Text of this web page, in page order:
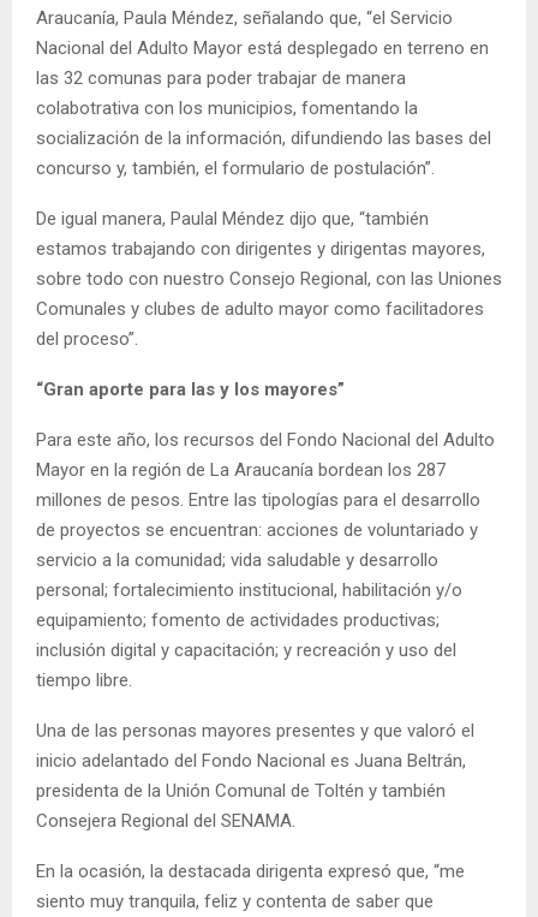
Araucanía, Paula Méndez, señalando que, “el Servicio
Nacional del Adulto Mayor está desplegado en terreno en
las 32 comunas para poder trabajar de manera
colabotrativa con los municipios, fomentando la
socialización de la información, difundiendo las bases del
concurso y, también, el formulario de postulación”.
De igual manera, Paulal Méndez dijo que, “también
estamos trabajando con dirigentes y dirigentas mayores,
sobre todo con nuestro Consejo Regional, con las Uniones
Comunales y clubes de adulto mayor como facilitadores
del proceso”.
“Gran aporte para las y los mayores”
Para este año, los recursos del Fondo Nacional del Adulto
Mayor en la región de La Araucanía bordean los 287
millones de pesos. Entre las tipologías para el desarrollo
de proyectos se encuentran: acciones de voluntariado y
servicio a la comunidad; vida saludable y desarrollo
personal; fortalecimiento institucional, habilitación y/o
equipamiento; fomento de actividades productivas;
inclusión digital y capacitación; y recreación y uso del
tiempo libre.
Una de las personas mayores presentes y que valoró el
inicio adelantado del Fondo Nacional es Juana Beltrán,
presidenta de la Unión Comunal de Toltén y también
Consejera Regional del SENAMA.
En la ocasión, la destacada dirigenta expresó que, “me
siento muy tranquila, feliz y contenta de saber que